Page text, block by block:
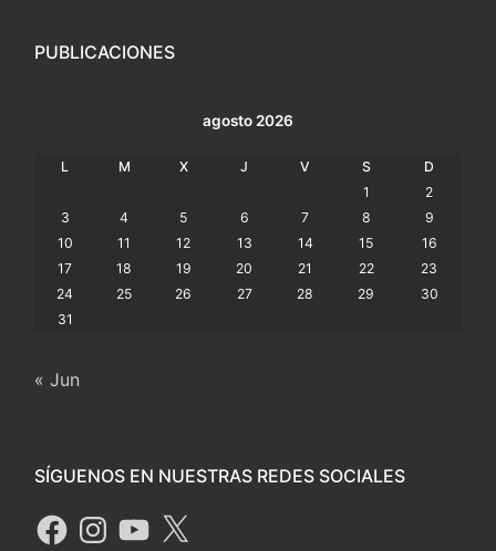
PUBLICACIONES
agosto 2026
L M X J V S
D
1
2
3
4 5 6 7 8
9
10
11 12 13 14 15
16
17
18 19 20 21 22
23
24
25 26 27 28 29
30
31
« Jun
SÍGUENOS EN NUESTRAS REDES SOCIALES